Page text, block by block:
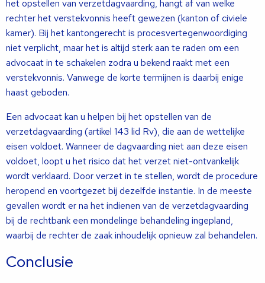
het opstellen van verzetdagvaarding, hangt af van welke
rechter het verstekvonnis heeft gewezen (kanton of civiele
kamer). Bij het kantongerecht is procesvertegenwoordiging
niet verplicht, maar het is altijd sterk aan te raden om een
advocaat in te schakelen zodra u bekend raakt met een
verstekvonnis. Vanwege de korte termijnen is daarbij enige
haast geboden.
Een advocaat kan u helpen bij het opstellen van de
verzetdagvaarding (artikel 143 lid Rv), die aan de wettelijke
eisen voldoet. Wanneer de dagvaarding niet aan deze eisen
voldoet, loopt u het risico dat het verzet niet-ontvankelijk
wordt verklaard. Door verzet in te stellen, wordt de procedure
heropend en voortgezet bij dezelfde instantie. In de meeste
gevallen wordt er na het indienen van de verzetdagvaarding
bij de rechtbank een mondelinge behandeling ingepland,
waarbij de rechter de zaak inhoudelijk opnieuw zal behandelen.
Conclusie